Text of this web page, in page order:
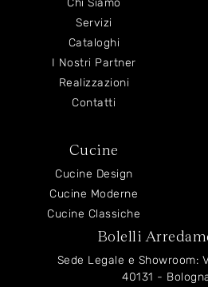
Servizi
Cataloghi
I Nostri Partner
Realizzazioni
Contatti
Cucine
Cucine Design
Cucine Moderne
Cucine Classiche
Bolelli
Sede Legale e Showroom:
40131 -